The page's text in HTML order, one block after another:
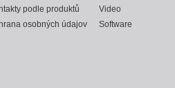
podle produktů
osobných údajov
Video
Software